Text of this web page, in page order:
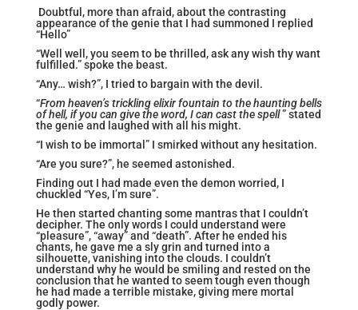
Doubtful, more than afraid, about the contrasting
appearance of the genie that I had summoned I replied
“Hello”
“Well well, you seem to be thrilled, ask any wish thy want
fulfilled.” spoke the beast.
“Any… wish?”, I tried to bargain with the devil.
“From heaven’s trickling elixir fountain to the haunting bells
of hell, if you can give the word, I can cast the spell” stated
the genie and laughed with all his might.
“I wish to be immortal” I smirked without any hesitation.
“Are you sure?”, he seemed astonished.
Finding out I had made even the demon worried, I
chuckled “Yes, I’m sure”.
He then started chanting some mantras that I couldn’t
decipher. The only words I could understand were
“pleasure”, “away” and “death”. After he ended his
chants, he gave me a sly grin and turned into a
silhouette, vanishing into the clouds. I couldn’t
understand why he would be smiling and rested on the
conclusion that he wanted to seem tough even though
he had made a terrible mistake, giving mere mortal
godly power.